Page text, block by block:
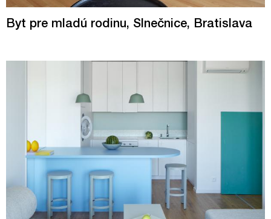
Byt pre mladú rodinu, Slnečnice, Bratislava